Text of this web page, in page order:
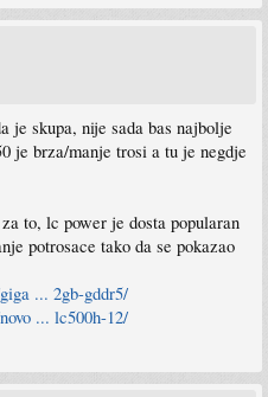
je skupa, nije sada bas najbolje
je brza/manje trosi a tu je negdje
to, lc power je dosta popularan
potrosace tako da se pokazao
... 2gb-gddr5/
... lc500h-12/